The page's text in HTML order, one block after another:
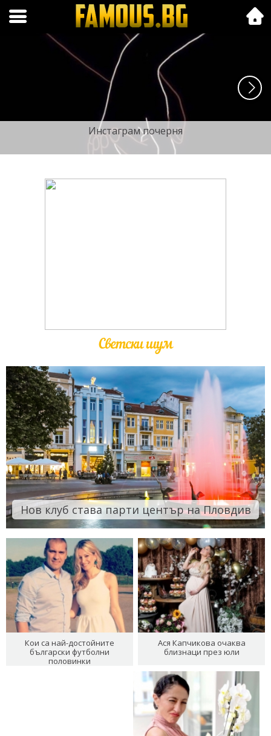
Folk.bg
Инстаграм почерня
Светски шум
Нов клуб става парти център на Пловдив
Кои са най-достойните
български футболни
половинки
Ася Капчикова очаква
близнаци през юли